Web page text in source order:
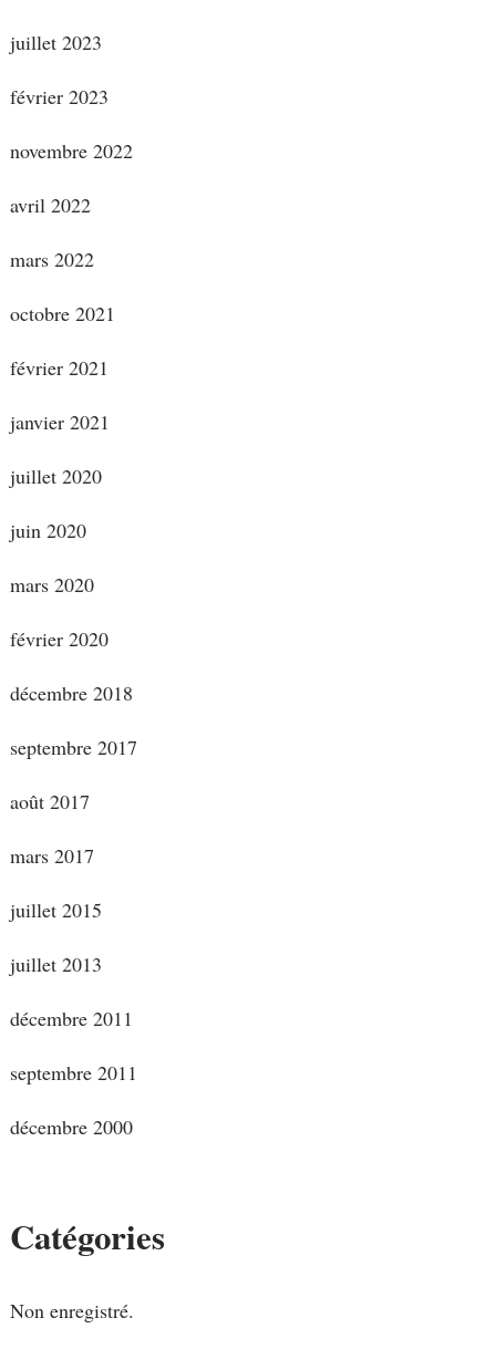
juillet 2023
février 2023
novembre 2022
avril 2022
mars 2022
octobre 2021
février 2021
janvier 2021
juillet 2020
juin 2020
mars 2020
février 2020
décembre 2018
septembre 2017
août 2017
mars 2017
juillet 2015
juillet 2013
décembre 2011
septembre 2011
décembre 2000
Catégories
Non enregistré.